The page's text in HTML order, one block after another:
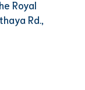
Royal
Rd.,